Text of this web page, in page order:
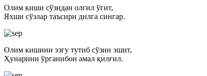
Олим киши сўзидан олгил ўгит,
Яхши сўзлар таъсири дилга сингар.
Олим кишини эзгу тутиб сўзин эшит,
Ҳунарини ўрганибон амал қилғил.